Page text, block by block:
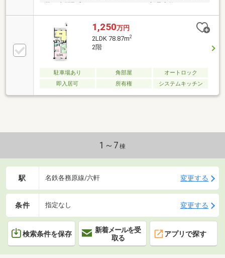
装工事間取変更、システムキッチン新品交換、ユニッ
トバス新品交換、温水洗浄便座トイレ新品交換、シャ
ワー付き洗面化粧台新品交換、建具新品交換、クロス
張替え、シューズボックス新品交換、給湯器新品交
換、TVモニター付きドアホン設置、照明LED新品交換
【周辺施設】・蘇原第二小学校まで190ｍ（徒歩3
分）・セブンイレブン各務原蘇原柿沢町店様450ｍ
（徒歩6分）・マックスバリュ各務原那加店様950ｍ
（車2分）【おすすめポイント】・敷地内に1台駐車可
1,250万円
2LDK 78.87m2
2階
駐車場あり 角部屋
オートロック
即入居可
所有権 システムキッチン
1～7 棟
駅 名鉄各務原線/六軒 変更する
条件 指定なし 変更する
検索条件を保存
新着メールを受
取る
アプリで探す